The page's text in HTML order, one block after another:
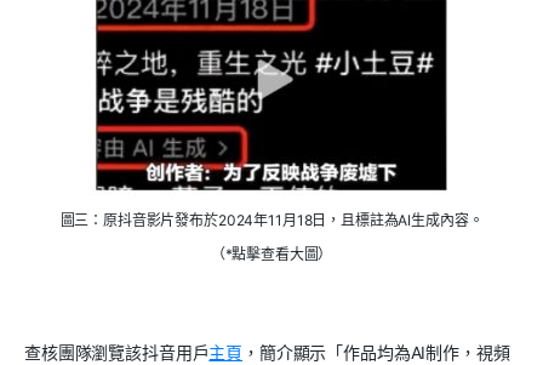
圖三：原抖音影片發布於2024年11月18日，且標註為AI生成內容。
（*點擊查看大圖）
查核團隊瀏覽該抖音用戶主頁 ，簡介顯示「作品均為AI制作，視頻